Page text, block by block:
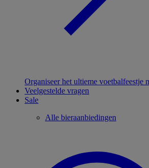
Organiseer het ultieme voetbalfeestje
Veelgestelde vragen
Sale
Alle bieraanbiedingen